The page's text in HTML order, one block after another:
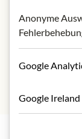
–
Salz:
Anonyme
Google
Google